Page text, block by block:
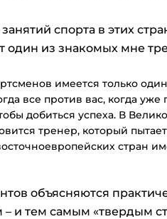
спорта в этих
один из знакомых мне
имеется только
все против вас, когда уже
добиться успеха. В
тренер, который
стран
объясняются
– и тем самым «твердым